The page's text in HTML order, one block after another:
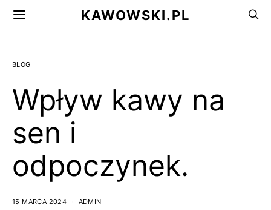
KAWOWSKI.PL
BLOG
Wpływ kawy na
sen i
odpoczynek.
15 MARCA 2024 ADMIN